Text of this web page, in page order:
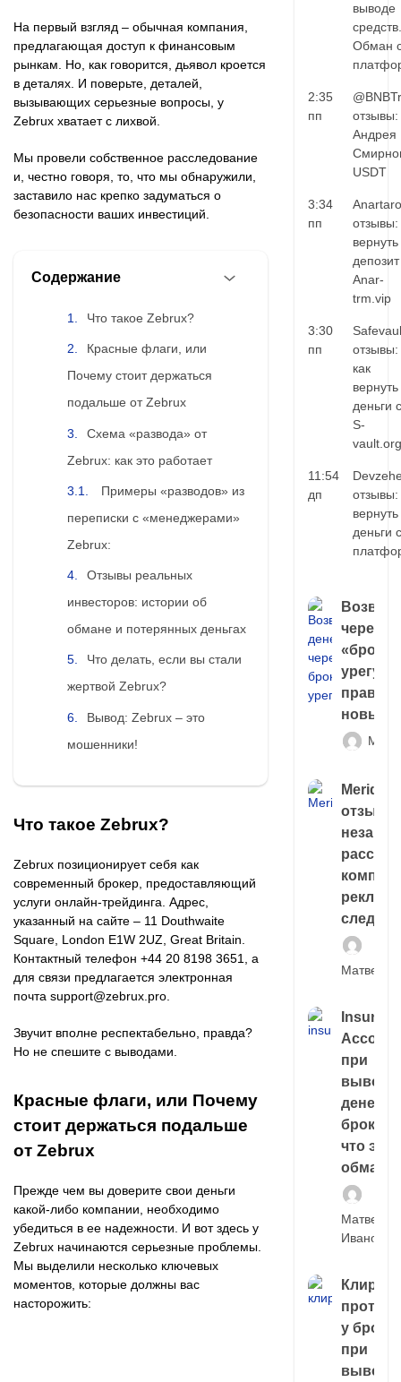
На первый взгляд – обычная компания,
предлагающая доступ к финансовым
рынкам. Но, как говорится, дьявол кроется
в деталях. И поверьте, деталей,
вызывающих серьезные вопросы, у
Zebrux хватает с лихвой.
Мы провели собственное расследование
и, честно говоря, то, что мы обнаружили,
заставило нас крепко задуматься о
безопасности ваших инвестиций.
Содержание
Что такое Zebrux?
Красные флаги, или
Почему стоит держаться
подальше от Zebrux
Схема «развода» от
Zebrux: как это работает
Примеры «разводов» из
переписки с «менеджерами»
Zebrux:
Отзывы реальных
инвесторов: истории об
обмане и потерянных деньгах
Что делать, если вы стали
жертвой Zebrux?
Вывод: Zebrux – это
мошенники!
Что такое Zebrux?
Zebrux позиционирует себя как
современный брокер, предоставляющий
услуги онлайн-трейдинга. Адрес,
указанный на сайте – 11 Douthwaite
Square, London E1W 2UZ, Great Britain.
Контактный телефон +44 20 8198 3651, а
для связи предлагается электронная
почта support@zebrux.pro.
Звучит вполне респектабельно, правда?
Но не спешите с выводами.
Красные флаги, или Почему
стоит держаться подальше
от Zebrux
Прежде чем вы доверите свои деньги
какой-либо компании, необходимо
убедиться в ее надежности. И вот здесь у
Zebrux начинаются серьезные проблемы.
Мы выделили несколько ключевых
моментов, которые должны вас
насторожить:
выводе
средств.
Обман
2:35
пп
Андрея
USDT
3:34
пп
отзывы:
вернуть
Anar-
trm.vip
3:30
пп
отзывы:
как
вернуть
деньги с
S-
vault.org
11:54
дп
отзывы:
вернуть
деньги с
через
правда
новый
следа
Матвей
Account
при
выводе
денег у
что это,
обман?
Матвей
Иванов
Клиринг
у
при
выводе